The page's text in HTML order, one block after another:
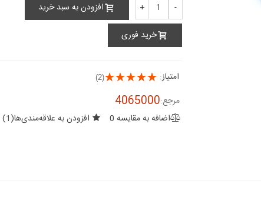
-
+
افزودن به سبد خرید
خرید فوری
امتیاز: (2)
مرجع:4065000
اضافه به مقایسه 0 افزودن به علاقه‌مندی‌ها(
1
)